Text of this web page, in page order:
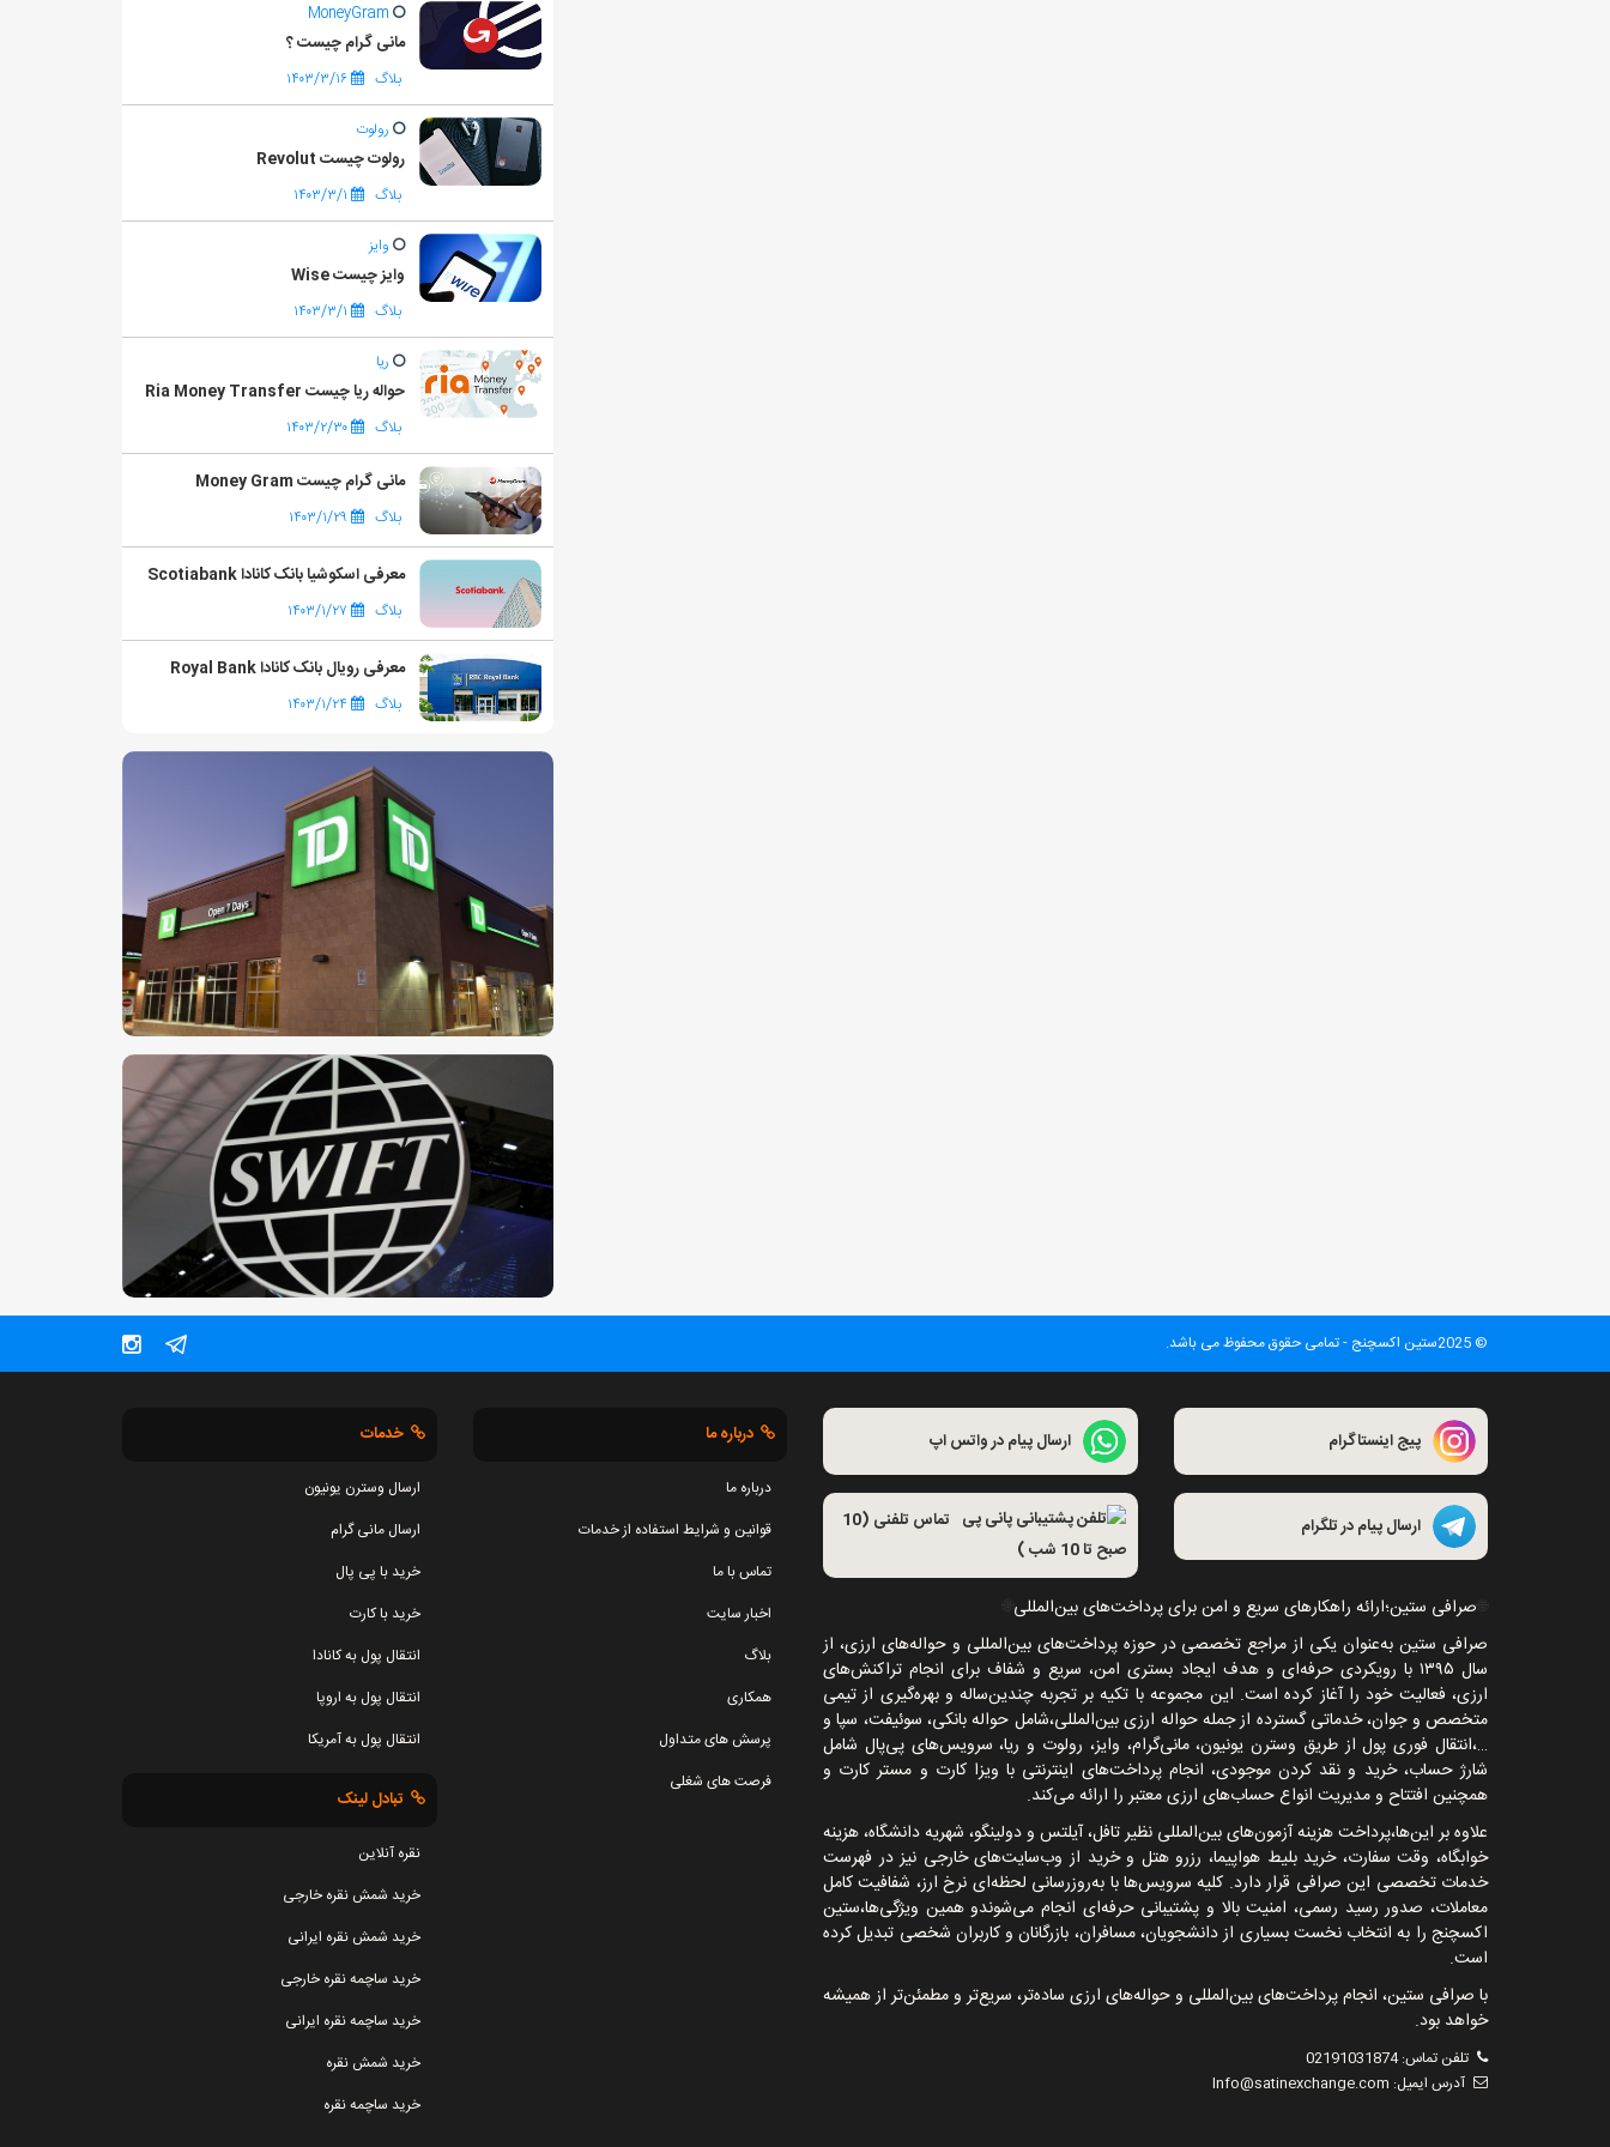
MoneyGram
مانی گرام چیست ؟
بلاگ ۱۴۰۳/۳/۱۶
رولوت
رولوت چیست Revolut
بلاگ ۱۴۰۳/۳/۱
وایز
وایز چیست Wise
بلاگ ۱۴۰۳/۳/۱
ریا
حواله ریا چیست Ria Money Transfer
بلاگ ۱۴۰۳/۲/۳۰
مانی گرام چیست Money Gram
بلاگ ۱۴۰۳/۱/۲۹
معرفی اسکوشیا بانک کانادا Scotiabank
بلاگ ۱۴۰۳/۱/۲۷
معرفی رویال بانک کانادا Royal Bank
بلاگ ۱۴۰۳/۱/۲۴
© 2025ستین اکسچنج - تمامی حقوق محفوظ می باشد.
پیج اینستاگرام ارسال پیام در واتس اپ
ارسال پیام در تلگرام
تماس تلفنی (10
صبح تا 10 شب )
صرافی ستین؛ارائه راهکارهای سریع و امن برای پرداخت‌های بین‌المللی
صرافی ستین به‌عنوان یکی از مراجع تخصصی در حوزه پرداخت‌های بین‌المللی و حواله‌های ارزی، از
سال ۱۳۹۵ با رویکردی حرفه‌ای و هدف ایجاد بستری امن، سریع و شفاف برای انجام تراکنش‌های
ارزی، فعالیت خود را آغاز کرده است. این مجموعه با تکیه بر تجربه چندین‌ساله و بهره‌گیری از تیمی
متخصص و جوان، خدماتی گسترده از جمله حواله ارزی بین‌المللی،شامل حواله بانکی، سوئیفت، سپا و
…،انتقال فوری پول از طریق وسترن یونیون، مانی‌گرام، وایز، رولوت و ریا، سرویس‌های پی‌پال شامل
شارژ حساب، خرید و نقد کردن موجودی، انجام پرداخت‌های اینترنتی با ویزا کارت و مستر کارت و
همچنین افتتاح و مدیریت انواع حساب‌های ارزی معتبر را ارائه می‌کند.
علاوه بر این‌ها،پرداخت هزینه آزمون‌های بین‌المللی نظیر تافل، آیلتس و دولینگو، شهریه دانشگاه، هزینه
خوابگاه، وقت سفارت، خرید بلیط هواپیما، رزرو هتل و خرید از وب‌سایت‌های خارجی نیز در فهرست
خدمات تخصصی این صرافی قرار دارد. کلیه سرویس‌ها با به‌روزرسانی لحظه‌ای نرخ ارز، شفافیت کامل
معاملات، صدور رسید رسمی، امنیت بالا و پشتیبانی حرفه‌ای انجام می‌شوندو همین ویژگی‌ها،ستین
اکسچنج را به انتخاب نخست بسیاری از دانشجویان، مسافران، بازرگانان و کاربران شخصی تبدیل کرده
است.
با صرافی ستین، انجام پرداخت‌های بین‌المللی و حواله‌های ارزی ساده‌تر، سریع‌تر و مطمئن‌تر از همیشه
خواهد بود.
تلفن تماس:02191031874
آدرس ایمیل: Info@satinexchange.com
درباره ما
درباره ما
قوانین و شرایط استفاده از خدمات
تماس با ما
اخبار سایت
بلاگ
همکاری
پرسش های متداول
فرصت های شغلی
خدمات
ارسال وسترن یونیون
ارسال مانی گرام
خرید با پی پال
خرید با کارت
انتقال پول به کانادا
انتقال پول به اروپا
انتقال پول به آمریکا
تبادل لینک
نقره آنلاین
خرید شمش نقره خارجی
خرید شمش نقره ایرانی
خرید ساچمه نقره خارجی
خرید ساچمه نقره ایرانی
خرید شمش نقره
خرید ساچمه نقره